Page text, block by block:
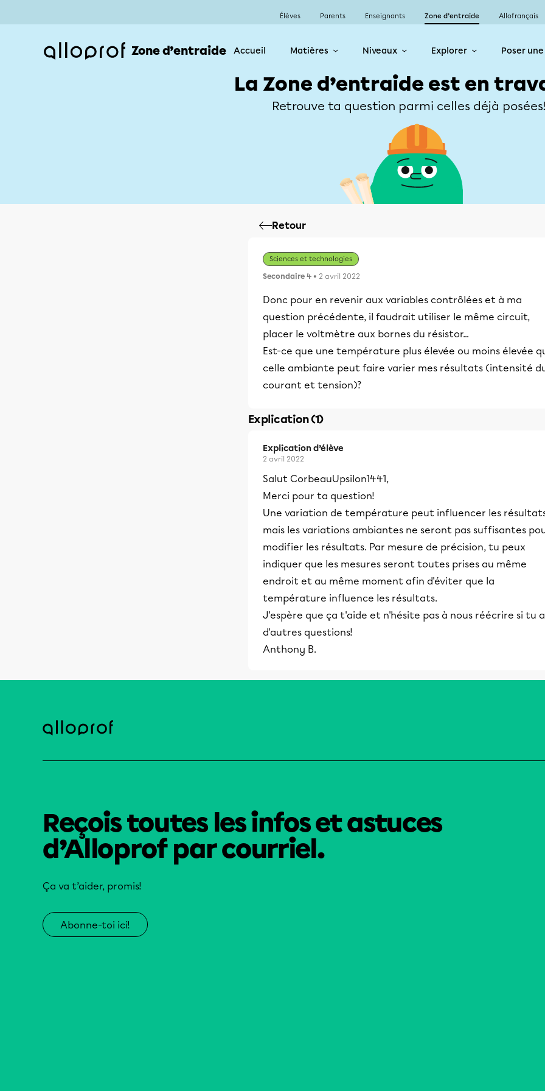
Élèves Parents Enseignants Zone d’entraide Allofrançais
Zone d’entraide Accueil Matières Niveaux Explorer Poser
La Zone d’entraide est en
Retrouve ta question parmi celles déjà
Retour
Sciences et technologies
Secondaire 4 • 2 avril 2022
Donc pour en revenir aux variables contrôlées et à ma
question précédente, il faudrait utiliser le même circuit,
placer le voltmètre aux bornes du résistor...
Est-ce que une température plus élevée ou moins élevée
celle ambiante peut faire varier mes résultats (intensité
courant et tension)?
Explication (1)
Explication d’élève
2 avril 2022
Salut CorbeauUpsilon1441,
Merci pour ta question!
Une variation de température peut influencer les
mais les variations ambiantes ne seront pas suffisantes
modifier les résultats. Par mesure de précision, tu peux
indiquer que les mesures seront toutes prises au même
endroit et au même moment afin d'éviter que la
température influence les résultats.
J'espère que ça t'aide et n'hésite pas à nous réécrire si tu
d'autres questions!
Anthony B.
Reçois toutes les infos et astuces
d’Alloprof par courriel.
Ça va t’aider, promis!
Abonne-toi ici!